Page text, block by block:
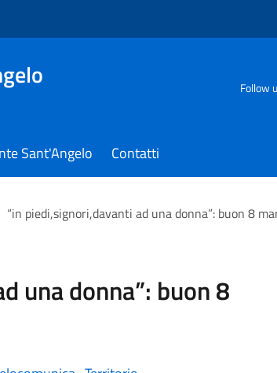
Follow
Sant'Angelo Contatti
“in piedi,signori,davanti ad una donna”: buon 8
una donna”: buon 8